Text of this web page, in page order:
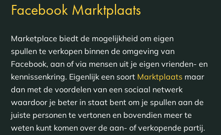
Facebook Marktplaats
Marketplace biedt de mogelijkheid om eigen
spullen te verkopen binnen de omgeving van
Facebook, aan of via mensen uit je eigen vrienden- en
kennissenkring. Eigenlijk een soort Marktplaats maar
dan met de voordelen van een sociaal netwerk
waardoor je beter in staat bent om je spullen aan de
juiste personen te vertonen en bovendien meer te
weten kunt komen over de aan- of verkopende partij.